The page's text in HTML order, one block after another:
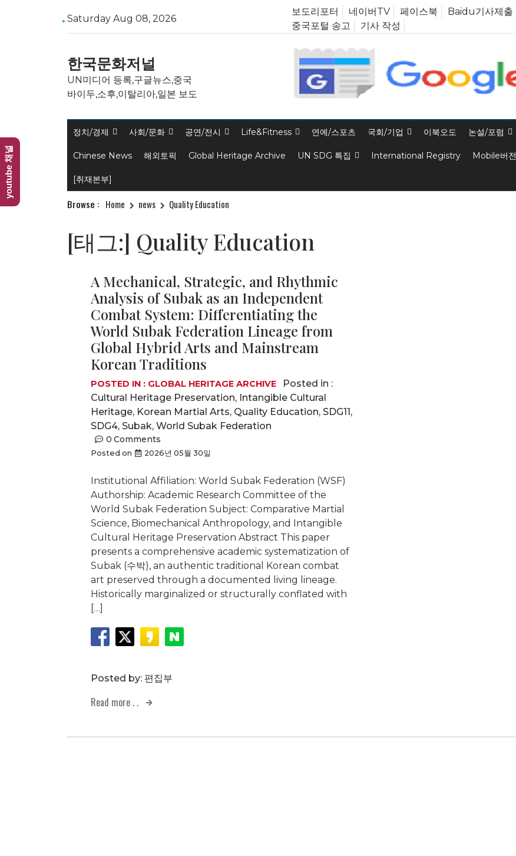
Saturday Aug 08, 2026
보도리포터 네이버TV 페이스북 Baidu기사제출
중국포털 송고
기사 작성
한국문화저널
UN미디어 등록,구글뉴스,중국
바이두,소후,이탈리아,일본 보도
정치/경제 사회/문화 공연/전시 Life&Fitness 연예/스포츠 국회/기업 이북오도 논설/포럼
Chinese News 해외토픽 Global Heritage Archive UN SDG 특집 International Registry Mobile버전
[취재본부]
Browse : Home news Quality Education
[태그:] Quality Education
A Mechanical, Strategic, and Rhythmic
Analysis of Subak as an Independent
Combat System: Differentiating the
World Subak Federation Lineage from
Global Hybrid Arts and Mainstream
Korean Traditions
POSTED IN : GLOBAL HERITAGE ARCHIVE
Posted in :
Cultural Heritage Preservation, Intangible Cultural
Heritage, Korean Martial Arts, Quality Education, SDG11,
SDG4, Subak, World Subak Federation
0 Comments
Posted on 2026년 05월 30일
Institutional Affiliation: World Subak Federation (WSF)
Authorship: Academic Research Committee of the
World Subak Federation Subject: Comparative Martial
Science, Biomechanical Anthropology, and Intangible
Cultural Heritage Preservation Abstract This paper
presents a comprehensive academic systematization of
Subak (수박), an authentic traditional Korean combat
art preserved through a documented living lineage.
Historically marginalized or structurally conflated with
[…]
Posted by: 편집부
Read more . .
youtube 채널